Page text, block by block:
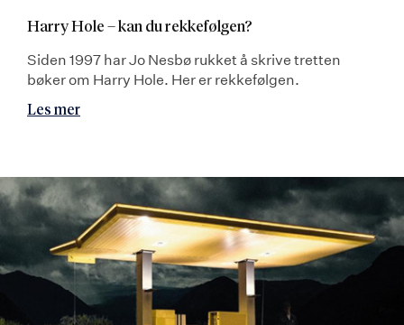
Harry Hole – kan du rekkefølgen?
Siden 1997 har Jo Nesbø rukket å skrive tretten
bøker om Harry Hole. Her er rekkefølgen.
Les mer